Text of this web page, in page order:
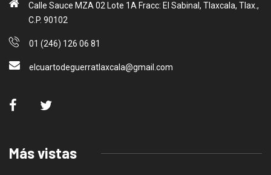
Calle Sauce MZA 02 Lote 1A Fracc: El Sabinal, Tlaxcala, Tlax.,
C.P. 90102
01 (246) 126 06 81
elcuartodeguerratlaxcala@gmail.com
Más vistas